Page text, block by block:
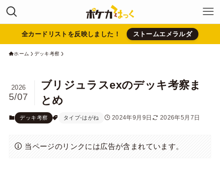
全カードリストを反映しました！ ストームエメラルダ
ホーム デッキ考察
ブリジュラスexのデッキ考察ま
とめ
2026
5/07
デッキ考察 タイプ-はがね 2024年9月9日 2026年5月7日
当ページのリンクには広告が含まれています。